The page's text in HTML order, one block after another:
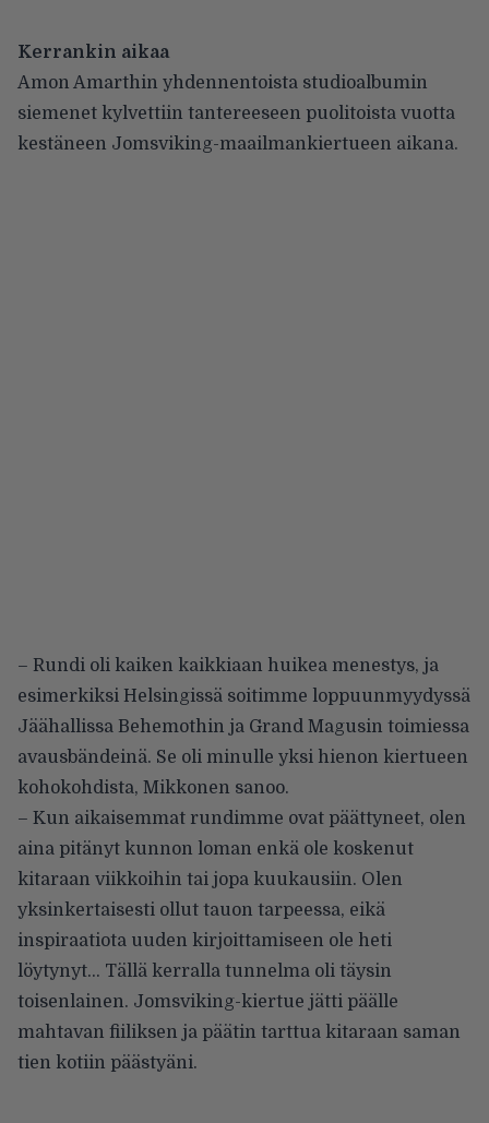
Kerrankin aikaa
Amon Amarthin yhdennentoista studioalbumin
siemenet kylvettiin tantereeseen puolitoista vuotta
kestäneen Jomsviking-maailmankiertueen aikana.
– Rundi oli kaiken kaikkiaan huikea menestys, ja
esimerkiksi Helsingissä soitimme loppuunmyydyssä
Jäähallissa Behemothin ja Grand Magusin toimiessa
avausbändeinä. Se oli minulle yksi hienon kiertueen
kohokohdista, Mikkonen sanoo.
– Kun aikaisemmat rundimme ovat päättyneet, olen
aina pitänyt kunnon loman enkä ole koskenut
kitaraan viikkoihin tai jopa kuukausiin. Olen
yksinkertaisesti ollut tauon tarpeessa, eikä
inspiraatiota uuden kirjoittamiseen ole heti
löytynyt… Tällä kerralla tunnelma oli täysin
toisenlainen. Jomsviking-kiertue jätti päälle
mahtavan fiiliksen ja päätin tarttua kitaraan saman
tien kotiin päästyäni.